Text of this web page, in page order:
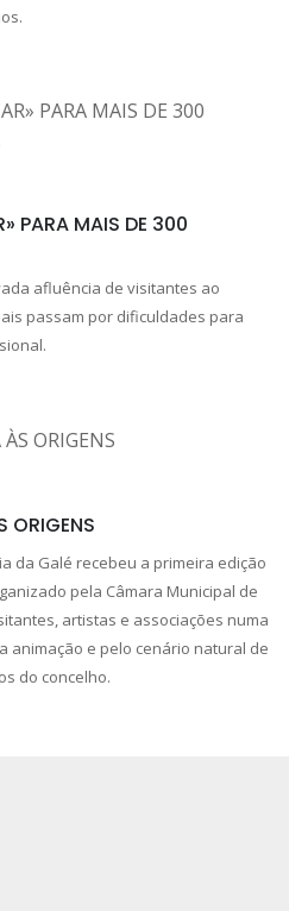
PARA MAIS DE 300
afluência de visitantes ao
passam por dificuldades para
ORIGENS
da Galé recebeu a primeira edição
pela Câmara Municipal de
artistas e associações numa
animação e pelo cenário natural de
do concelho.